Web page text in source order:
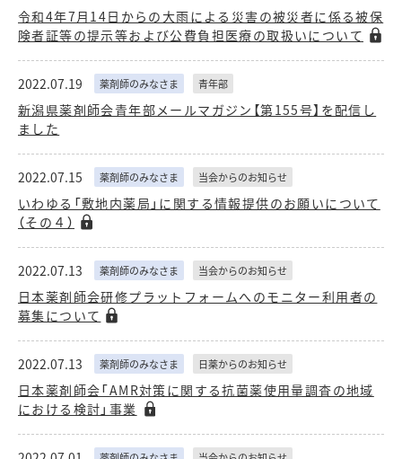
令和4年7月14日からの大雨による災害の被災者に係る被保
険者証等の提示等および公費負担医療の取扱いについて
2022.07.19 薬剤師のみなさま 青年部
新潟県薬剤師会青年部メールマガジン【第155号】を配信し
ました
2022.07.15 薬剤師のみなさま 当会からのお知らせ
いわゆる「敷地内薬局」に関する情報提供のお願いについて
（その４）
2022.07.13 薬剤師のみなさま 当会からのお知らせ
日本薬剤師会研修プラットフォームへのモニター利用者の
募集について
2022.07.13 薬剤師のみなさま 日薬からのお知らせ
日本薬剤師会「AMR対策に関する抗菌薬使用量調査の地域
における検討」事業